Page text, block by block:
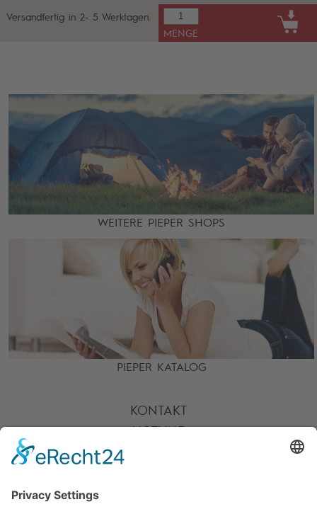
Versandfertig in 2- 5 Werktagen.
MENGE
WEITERE PIEPER SHOPS
PIEPER KATALOG
KONTAKT
HOTLINE